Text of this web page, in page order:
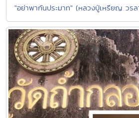
"อย่าพากันประมาท" (หลวงปู่เหรียญ วรล